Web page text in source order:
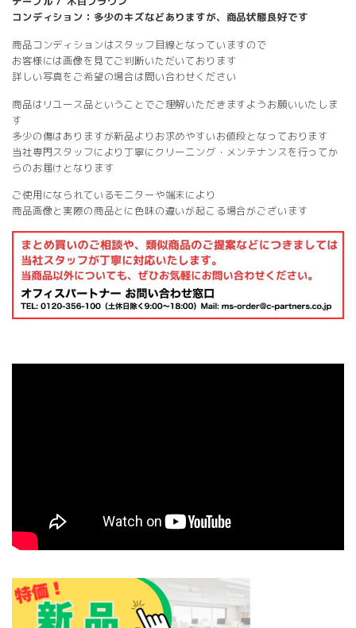
コンディション：多少のキズなどありますが、商品状態良好です
商品コンディションはスタッフ目線となっていますので
お客様には画像を見てご判断いただいております
詳しい写真をご希望の場合は問い合わせください
商品はリユース品ということでご理解いただきますようお願いいたしま
す
多少の傷はありますが新品よりお求めやすいお値段となっております
当社専門スタッフにより丁寧にクリーニング・メンテナンスを行ってか
らのお届けとなります
ご使用になられているモニターや端末により
商品画像と実際の商品とに色味の違いが起こる場合がございます